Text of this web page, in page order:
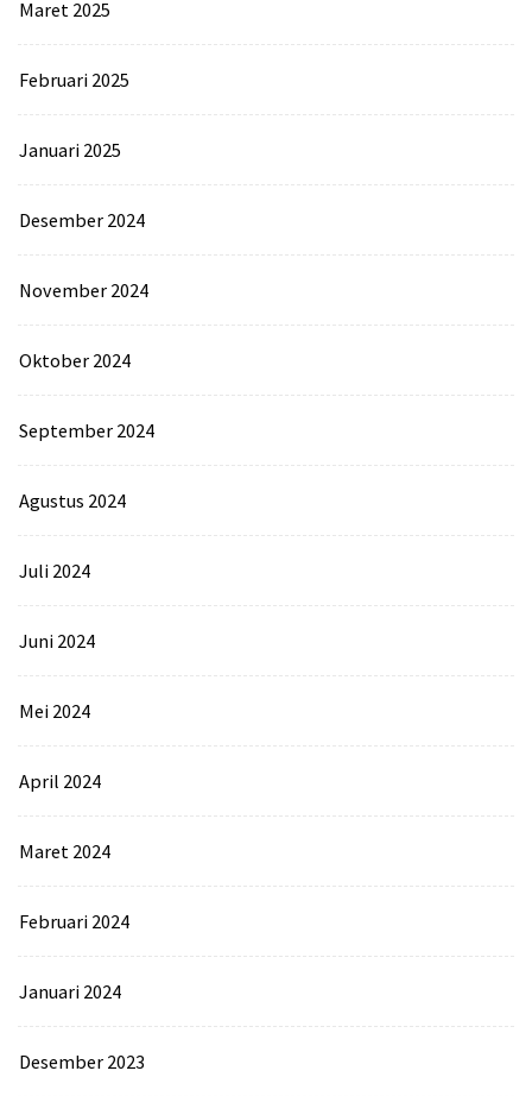
Maret 2025
Februari 2025
Januari 2025
Desember 2024
November 2024
Oktober 2024
September 2024
Agustus 2024
Juli 2024
Juni 2024
Mei 2024
April 2024
Maret 2024
Februari 2024
Januari 2024
Desember 2023